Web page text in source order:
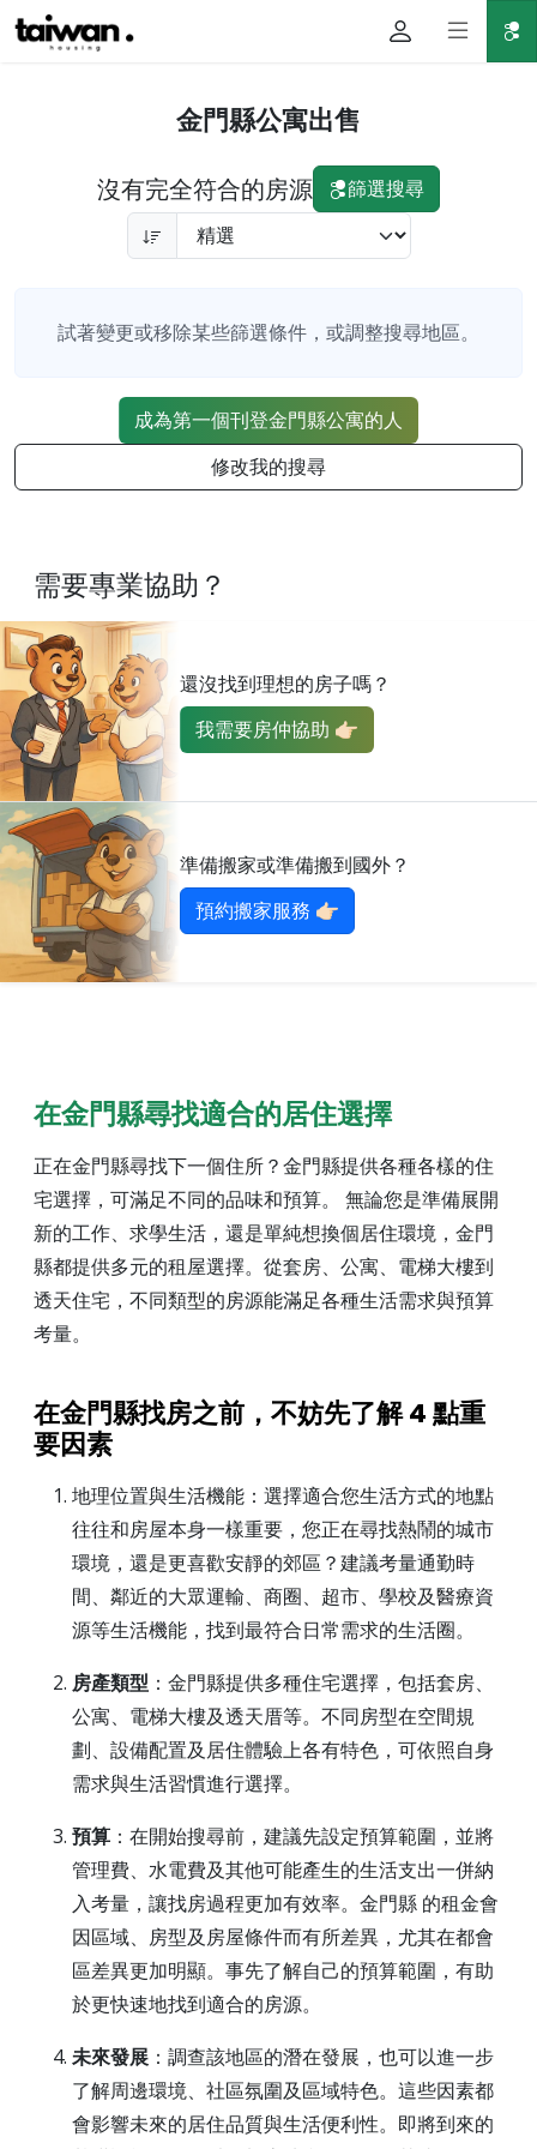
金門縣公寓出售
沒有完全符合的房源 篩選搜尋
試著變更或移除某些篩選條件，或調整搜尋地區。
成為第一個刊登金門縣公寓的人
修改我的搜尋
需要專業協助？
還沒找到理想的房子嗎？
我需要房仲協助 👉🏻
準備搬家或準備搬到國外？
預約搬家服務 👉🏻
在金門縣尋找適合的居住選擇
正在金門縣尋找下一個住所？金門縣提供各種各樣的住
宅選擇，可滿足不同的品味和預算。 無論您是準備展開
新的工作、求學生活，還是單純想換個居住環境，金門
縣都提供多元的租屋選擇。從套房、公寓、電梯大樓到
透天住宅，不同類型的房源能滿足各種生活需求與預算
考量。
在金門縣找房之前，不妨先了解 4 點重
要因素
地理位置與生活機能：選擇適合您生活方式的地點
往往和房屋本身一樣重要，您正在尋找熱鬧的城市
環境，還是更喜歡安靜的郊區？建議考量通勤時
間、鄰近的大眾運輸、商圈、超市、學校及醫療資
源等生活機能，找到最符合日常需求的生活圈。
房產類型 ：金門縣提供多種住宅選擇，包括套房、
公寓、電梯大樓及透天厝等。不同房型在空間規
劃、設備配置及居住體驗上各有特色，可依照自身
需求與生活習慣進行選擇。
預算 ：在開始搜尋前，建議先設定預算範圍，並將
管理費、水電費及其他可能產生的生活支出一併納
入考量，讓找房過程更加有效率。金門縣 的租金會
因區域、房型及房屋條件而有所差異，尤其在都會
區差異更加明顯。事先了解自己的預算範圍，有助
於更快速地找到適合的房源。
未來發展 ：調查該地區的潛在發展，也可以進一步
了解周邊環境、社區氛圍及區域特色。這些因素都
會影響未來的居住品質與生活便利性。即將到來的